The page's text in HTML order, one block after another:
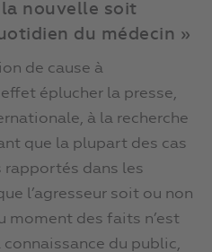
la nouvelle soit
du médecin »
de cause à
éplucher la presse,
à la recherche
que la plupart des cas
rapportés dans les
l’agresseur soit ou non
moment des faits n’est
du public,